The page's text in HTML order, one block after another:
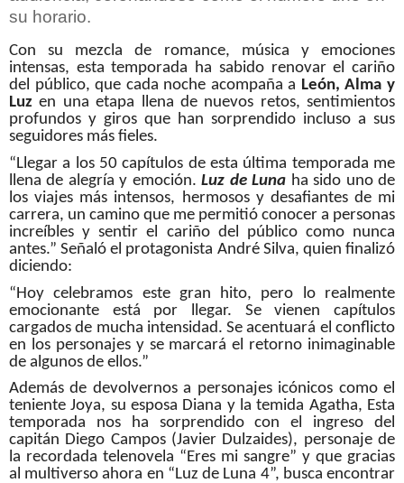
su horario.
Con su mezcla de romance, música y emociones
intensas, esta temporada ha sabido renovar el cariño
del público, que cada noche acompaña a León, Alma y
Luzen una etapa llena de nuevos retos, sentimientos
profundos y giros que han sorprendido incluso a sus
seguidores más fieles.
“Llegar a los 50 capítulos de esta última temporada me
llena de alegría y emoción.Luz de Luna ha sido uno de
los viajes más intensos, hermosos y desafiantes de mi
carrera, un camino que me permitió conocer a personas
increíbles y sentir el cariño del público como nunca
antes.” Señaló el protagonista André Silva, quien finalizó
diciendo:
“Hoy celebramos este gran hito, pero lo realmente
emocionante está por llegar. Se vienen capítulos
cargados de mucha intensidad. Se acentuará el conflicto
en los personajes y se marcará el retorno inimaginable
de algunos de ellos.”
Además de devolvernos a personajes icónicos como el
teniente Joya, su esposa Diana y la temida Agatha, Esta
temporada nos ha sorprendido con el ingreso del
capitán Diego Campos (Javier Dulzaides), personaje de
la recordada telenovela “Eres mi sangre” y que gracias
al multiverso ahora en “Luz de Luna 4”, busca encontrar